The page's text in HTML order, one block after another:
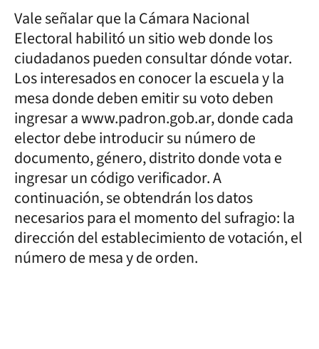
Vale señalar que la Cámara Nacional
Electoral habilitó un sitio web donde los
ciudadanos pueden consultar dónde votar.
Los interesados en conocer la escuela y la
mesa donde deben emitir su voto deben
ingresar a www.padron.gob.ar, donde cada
elector debe introducir su número de
documento, género, distrito donde vota e
ingresar un código verificador. A
continuación, se obtendrán los datos
necesarios para el momento del sufragio: la
dirección del establecimiento de votación, el
número de mesa y de orden.